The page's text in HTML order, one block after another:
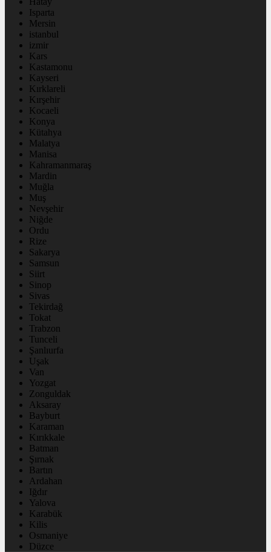
Isparta
Mersin
istanbul
izmir
Kars
Kastamonu
Kayseri
Kırklareli
Kırşehir
Kocaeli
Konya
Kütahya
Malatya
Manisa
Kahramanmaraş
Mardin
Muğla
Muş
Nevşehir
Niğde
Ordu
Rize
Sakarya
Samsun
Siirt
Sinop
Sivas
Tekirdağ
Tokat
Trabzon
Tunceli
Şanlıurfa
Uşak
Van
Yozgat
Zonguldak
Aksaray
Bayburt
Karaman
Kırıkkale
Batman
Şırnak
Bartın
Ardahan
Iğdır
Yalova
Karabük
Kilis
Osmaniye
Düzce